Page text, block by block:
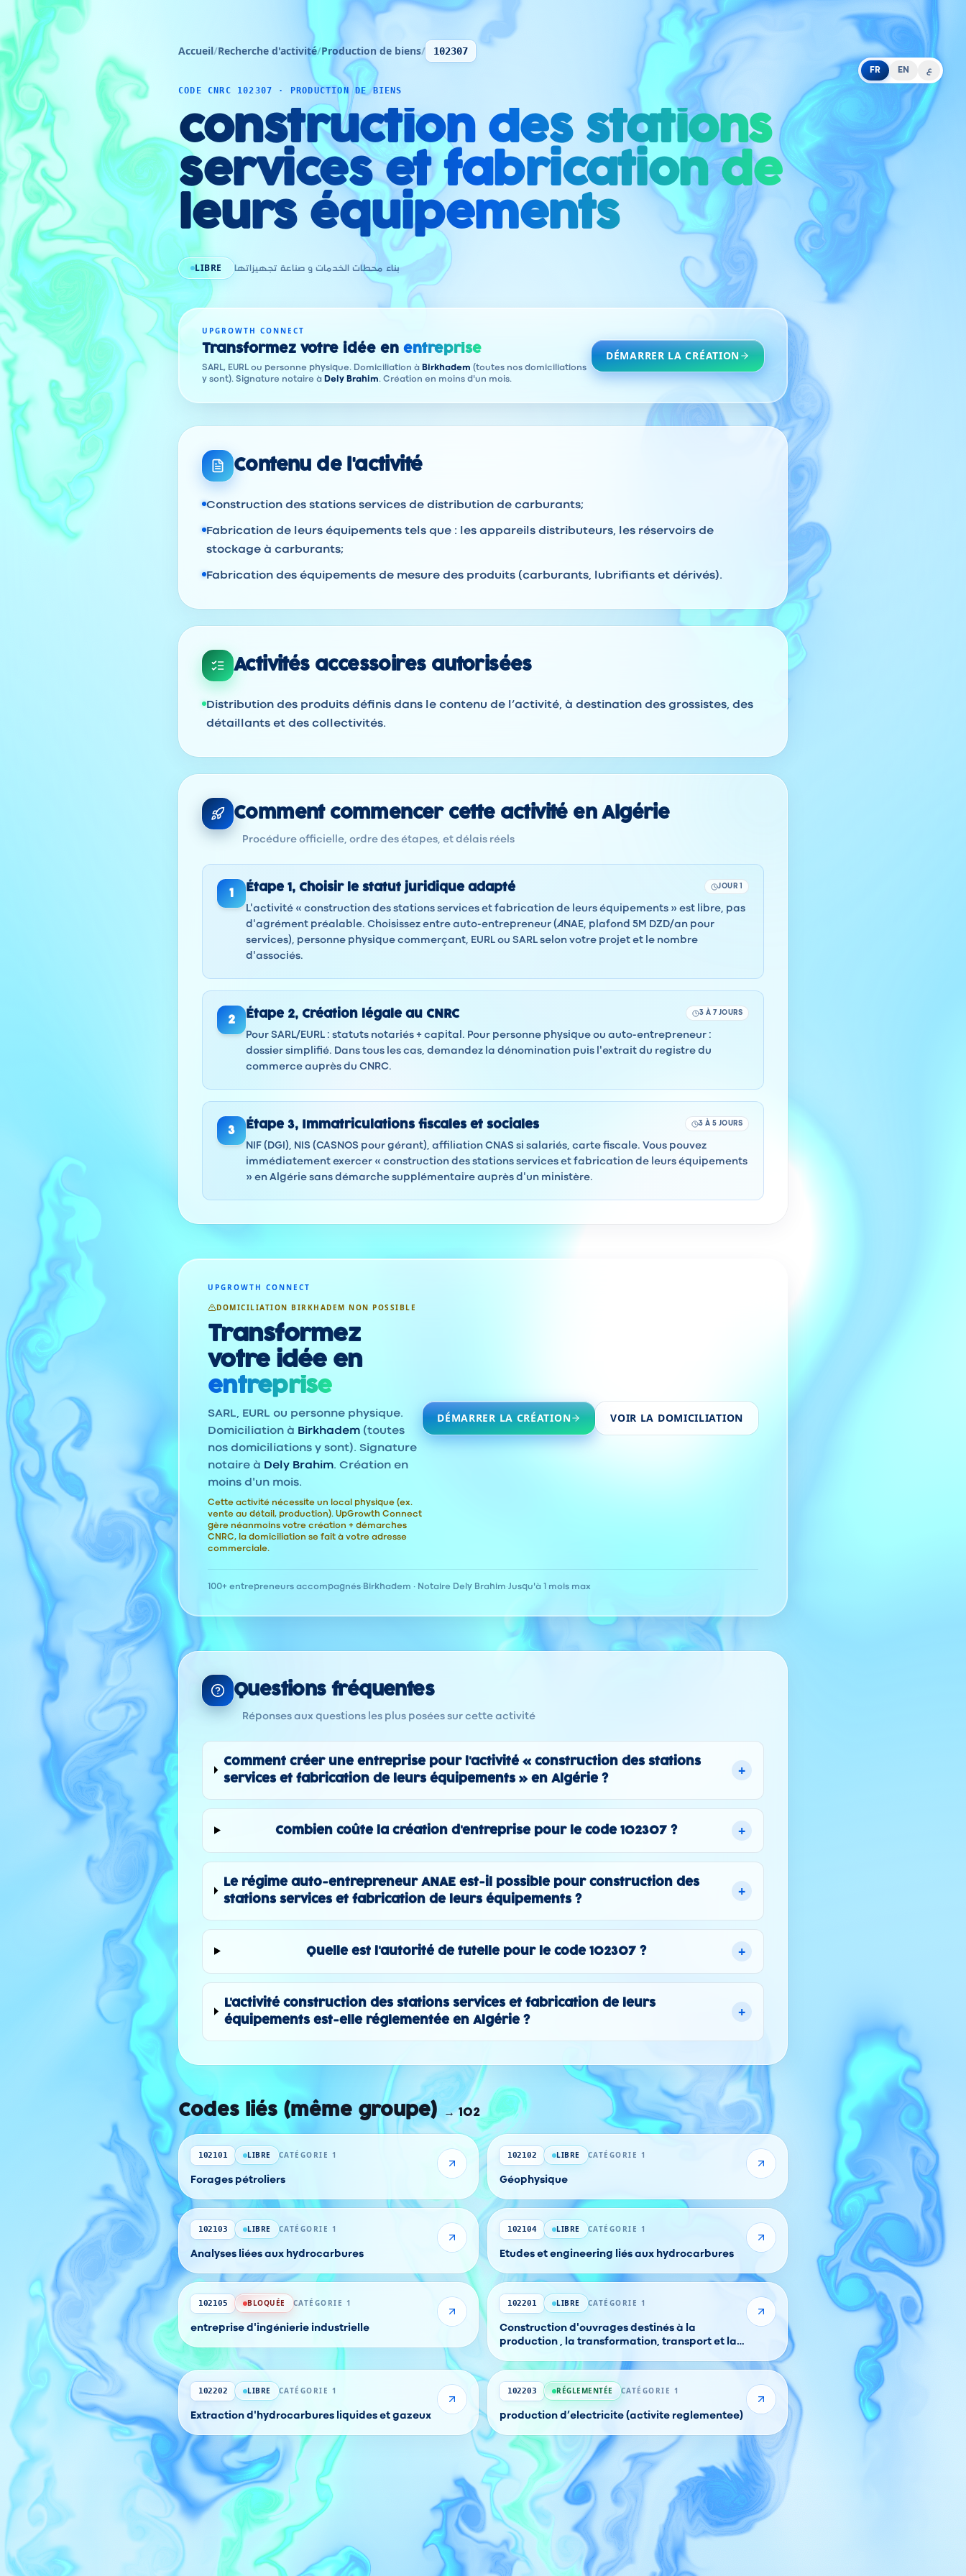
FR EN ع
Accueil/Recherche d'activité/Production de biens/ 102307
CODE CNRC 102307 · PRODUCTION DE BIENS
construction des stations
services et fabrication de
leurs équipements
LIBRE بناء محطات الخدمات و صناعة تجهيزاتها
UPGROWTH CONNECT
Transformez votre idée en entreprise
SARL, EURL ou personne physique. Domiciliation à Birkhadem (toutes nos domiciliations
y sont). Signature notaire à Dely Brahim. Création en moins d'un mois.
DÉMARRER LA CRÉATION
Contenu de l'activité
Construction des stations services de distribution de carburants;
Fabrication de leurs équipements tels que : les appareils distributeurs, les réservoirs de
stockage à carburants;
Fabrication des équipements de mesure des produits (carburants, lubrifiants et dérivés).
Activités accessoires autorisées
Distribution des produits définis dans le contenu de l’activité, à destination des grossistes, des
détaillants et des collectivités.
Comment commencer cette activité en Algérie
Procédure officielle, ordre des étapes, et délais réels
1 Étape 1 , Choisir le statut juridique adapté JOUR 1
L'activité « construction des stations services et fabrication de leurs équipements » est libre, pas
d'agrément préalable. Choisissez entre auto-entrepreneur (ANAE, plafond 5M DZD/an pour
services), personne physique commerçant, EURL ou SARL selon votre projet et le nombre
d'associés.
2 Étape 2, Création légale au CNRC 3 À 7 JOURS
Pour SARL/EURL : statuts notariés + capital. Pour personne physique ou auto-entrepreneur :
dossier simplifié. Dans tous les cas, demandez la dénomination puis l'extrait du registre du
commerce auprès du CNRC.
3 Étape 3, Immatriculations fiscales et sociales 3 À 5 JOURS
NIF (DGI), NIS (CASNOS pour gérant), affiliation CNAS si salariés, carte fiscale. Vous pouvez
immédiatement exercer « construction des stations services et fabrication de leurs équipements
» en Algérie sans démarche supplémentaire auprès d'un ministère.
UPGROWTH CONNECT
DOMICILIATION BIRKHADEM NON POSSIBLE
Transformez
votre idée en
entreprise
SARL, EURL ou personne physique.
Domiciliation à Birkhadem (toutes
nos domiciliations y sont). Signature
notaire à Dely Brahim. Création en
moins d'un mois.
Cette activité nécessite un local physique (ex.
vente au détail, production). UpGrowth Connect
gère néanmoins votre création + démarches
CNRC, la domiciliation se fait à votre adresse
commerciale.
DÉMARRER LA CRÉATION VOIR LA DOMICILIATION
100+ entrepreneurs accompagnés· Birkhadem · Notaire Dely Brahim ·Jusqu'à 1 mois max
Questions fréquentes
Réponses aux questions les plus posées sur cette activité
Comment créer une entreprise pour l'activité « construction des stations
services et fabrication de leurs équipements » en Algérie ?
+
Combien coûte la création d'entreprise pour le code 102307 ? +
Le régime auto-entrepreneur ANAE est-il possible pour construction des
stations services et fabrication de leurs équipements ?
+
Quelle est l'autorité de tutelle pour le code 102307 ? +
L'activité construction des stations services et fabrication de leurs
équipements est-elle réglementée en Algérie ?
+
Codes liés (même groupe) →102
102101 LIBRE CATÉGORIE 1
Forages pétroliers
102102 LIBRE CATÉGORIE 1
Géophysique
102103 LIBRE CATÉGORIE 1
Analyses liées aux hydrocarbures
102104 LIBRE CATÉGORIE 1
Etudes et engineering liés aux hydrocarbures
102105 BLOQUÉE CATÉGORIE 1
entreprise d'ingénierie industrielle
102201 LIBRE CATÉGORIE 1
Construction d'ouvrages destinés à la
production , la transformation, transport et la
102202 LIBRE CATÉGORIE 1
Extraction d'hydrocarbures liquides et gazeux
102203 RÉGLEMENTÉE CATÉGORIE 1
production d’electricite (activite reglementee)